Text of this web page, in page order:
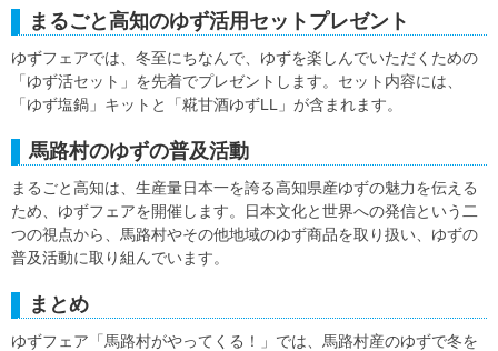
まるごと高知のゆず活用セットプレゼント
ゆずフェアでは、冬至にちなんで、ゆずを楽しんでいただくための
「ゆず活セット」を先着でプレゼントします。セット内容には、
「ゆず塩鍋」キットと「糀甘酒ゆずLL」が含まれます。
馬路村のゆずの普及活動
まるごと高知は、生産量日本一を誇る高知県産ゆずの魅力を伝える
ため、ゆずフェアを開催します。日本文化と世界への発信という二
つの視点から、馬路村やその他地域のゆず商品を取り扱い、ゆずの
普及活動に取り組んでいます。
まとめ
ゆずフェア「馬路村がやってくる！」では、馬路村産のゆずで冬を